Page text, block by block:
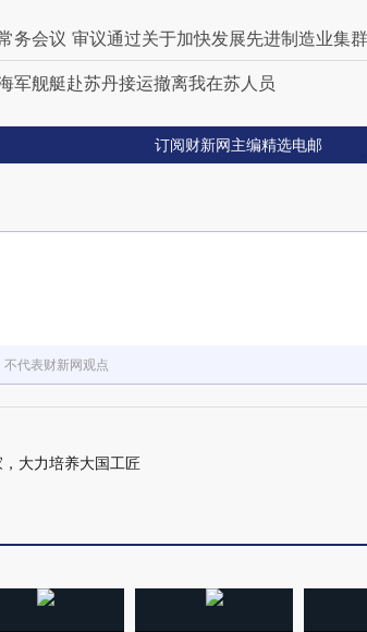
务会议 审议通过关于加快发展先进制造业集
军舰艇赴苏丹接运撤离我在苏人员
订阅财新网主编精选电邮
代表财新网观点
大力培养大国工匠